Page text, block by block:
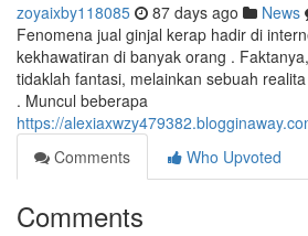
zoyaixby118085 87 days ago News
Fenomena jual ginjal kerap hadir di
kekhawatiran di banyak orang .
tidaklah fantasi, melainkan sebuah
. Muncul beberapa
https://
Comments
Who Upvoted
Comments